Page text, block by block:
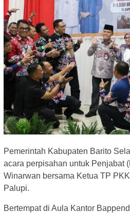
Pemerintah Kabupaten Barito
acara perpisahan untuk Penjabat
Winarwan bersama Ketua TP
Palupi.
Bertempat di Aula Kantor